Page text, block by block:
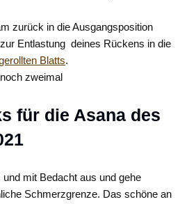
zurück in die Ausgangsposition
Entlastung deines Rückens in die
Blatts.
zweimal
für die Asana des
mit Bedacht aus und gehe
Schmerzgrenze. Das schöne an